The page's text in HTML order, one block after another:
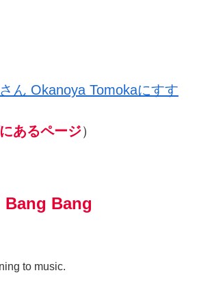
ん Okanoya Tomokaにすす
あるページ）
Bang
to music.